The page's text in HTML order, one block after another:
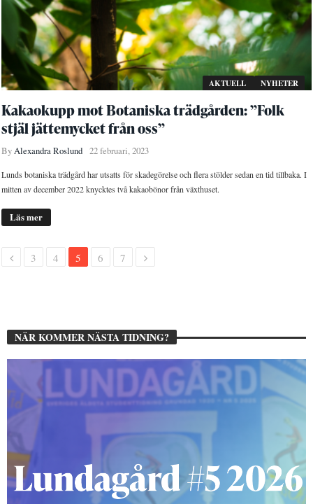
AKTUELL NYHETER
Kakaokupp mot Botaniska trädgården: ”Folk
stjäl jättemycket från oss”
ByAlexandra Roslund 22 februari, 2023
Lunds botaniska trädgård har utsatts för skadegörelse och flera stölder sedan en tid tillbaka. I
mitten av december 2022 knycktes två kakaobönor från växthuset.
Läs mer
3 4 5 6 7
NÄR KOMMER NÄSTA TIDNING?